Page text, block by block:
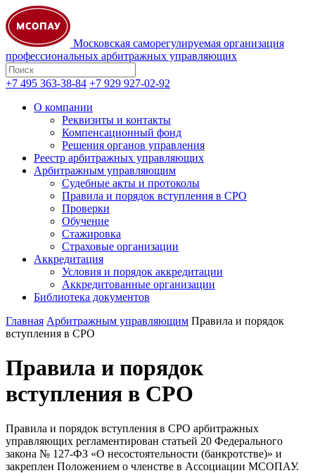
Московская саморегулируемая организация
профессиональных арбитражных управляющих
+7 495 363-38-84 +7 929 927-02-92
О компании
Реквизиты и контакты
Компенсационный фонд
Решения органов управления
Реестр арбитражных управляющих
Арбитражным управляющим
Судебные акты и протоколы
Правила и порядок вступления в СРО
Проверки
Обучение
Стажировка
Страховые организации
Аккредитация
Условия и порядок аккредитации
Аккредитованные организации
Библиотека документов
Главная Арбитражным управляющим Правила и порядок
вступления в СРО
Правила и порядок
вступления в СРО
Правила и порядок вступления в СРО арбитражных
управляющих регламентирован статьей 20 Федерального
закона № 127-ФЗ «О несостоятельности (банкротстве)» и
закреплен Положением о членстве в Ассоциации МСОПАУ.